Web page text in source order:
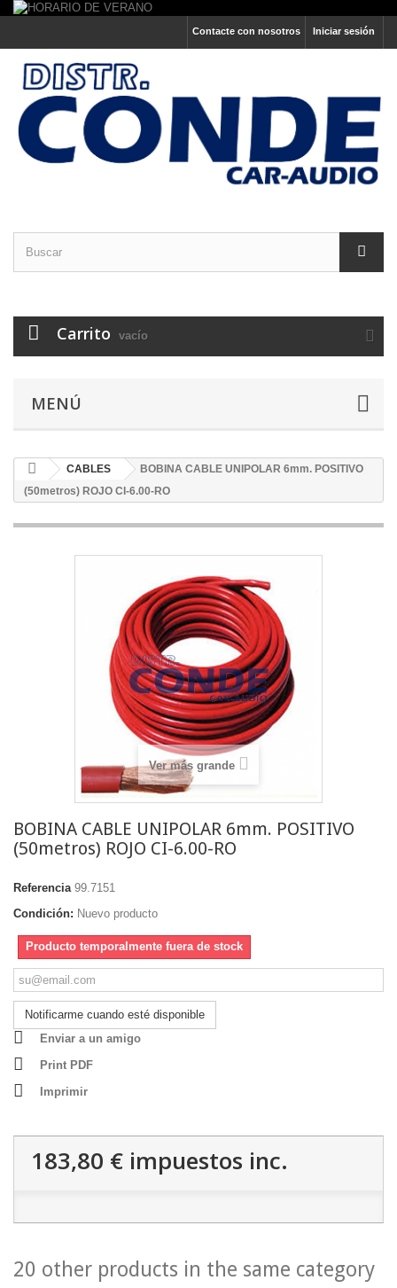
Iniciar sesión
Contacte con nosotros
Carrito vacío
MENÚ
CABLES
BOBINA CABLE UNIPOLAR 6mm. POSITIVO
(50metros) ROJO CI-6.00-RO
Ver más grande
BOBINA CABLE UNIPOLAR 6mm. POSITIVO
(50metros) ROJO CI-6.00-RO
Referencia 99.7151
Condición: Nuevo producto
Producto temporalmente fuera de stock
Notificarme cuando esté disponible
Enviar a un amigo
Print PDF
Imprimir
183,80 € impuestos inc.
20 other products in the same category